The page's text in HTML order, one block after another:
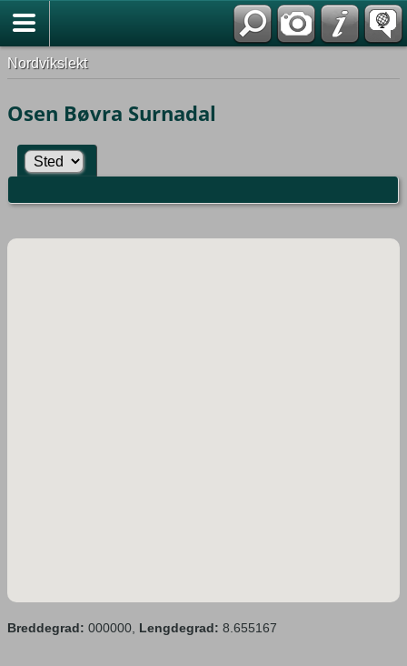
Nordvikslekt
Osen Bøvra Surnadal
Breddegrad: 000000, Lengdegrad: 8.655167